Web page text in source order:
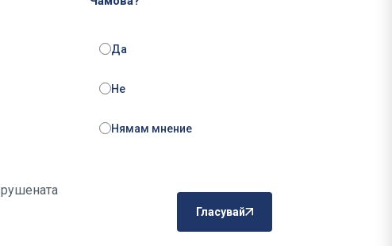
Да
Не
Нямам мнение
Гласувай